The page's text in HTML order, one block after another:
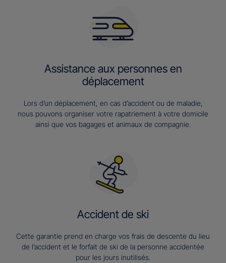
Assistance aux personnes en
déplacement
Lors d’un déplacement, en cas d’accident ou de maladie,
nous pouvons organiser votre rapatriement à votre domicile
ainsi que vos bagages et animaux de compagnie.
Accident de ski
Cette garantie prend en charge vos frais de descente du lieu
de l’accident et le forfait de ski de la personne accidentée
pour les jours inutilisés.